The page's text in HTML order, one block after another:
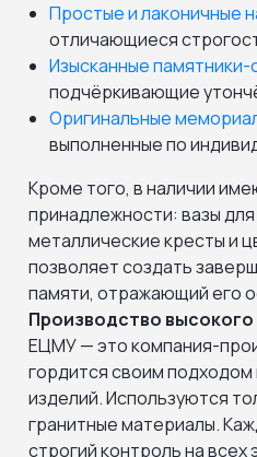
Простые и лаконичные
отличающиеся
Изысканные памятники-
подчёркивающие
Оригинальные
выполненные по
Кроме того, в наличии
принадлежности: вазы
металлические кресты и
позволяет создать
памяти, отражающий его
Производство высокого
ЕЦМУ — это компания-
гордится своим
изделий. Используются
гранитные материалы.
строгий контроль на